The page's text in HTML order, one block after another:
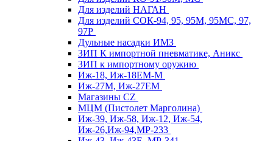
Для изделий НАГАН
Для изделий СОК-94, 95, 95М, 95МС, 97,
97Р
Дульные насадки ИМЗ
ЗИП К импортной пневматике, Аникс
ЗИП к импортному оружию
Иж-18, Иж-18ЕМ-М
Иж-27М, Иж-27ЕМ
Магазины CZ
МЦМ (Пистолет Марголина)
Иж-39, Иж-58, Иж-12, Иж-54,
Иж-26,Иж-94,МР-233